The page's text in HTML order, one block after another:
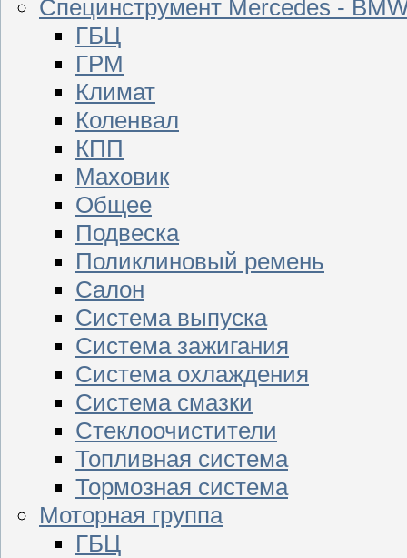
Специнструмент Mercedes -
ГБЦ
ГРМ
Климат
Коленвал
КПП
Маховик
Общее
Подвеска
Поликлиновый ремень
Салон
Система выпуска
Система зажигания
Система охлаждения
Система смазки
Стеклоочистители
Топливная система
Тормозная система
Моторная группа
ГБЦ